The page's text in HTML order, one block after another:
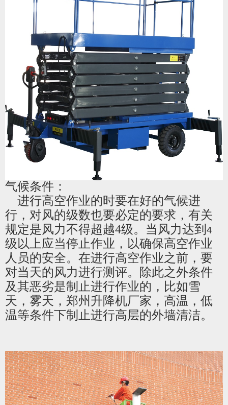
气候条件：
进行高空作业的时要在好的气候进
行，对风的级数也要必定的要求，有关
规定是风力不得超越4级。当风力达到 4
级以上应当停止作业，以确保高空作业
人员的安全。在进行高空作业之前，要
对当天的风力进行测评。除此之外条件
及其恶劣是制止进行作业的，比如雪
天，雾天，郑州升降机厂家，高温，低
温等条件下制止进行高层的外墙清洁。